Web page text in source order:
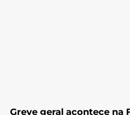
Greve geral acontece na